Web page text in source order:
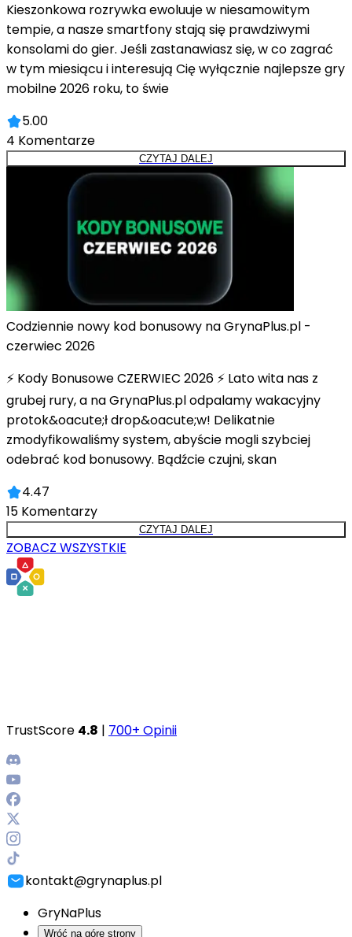
Kieszonkowa rozrywka ewoluuje w niesamowitym
tempie, a nasze smartfony stają się prawdziwymi
konsolami do gier. Jeśli zastanawiasz się, w co zagrać
w tym miesiącu i interesują Cię wyłącznie najlepsze gry
mobilne 2026 roku, to świe
5.00
4 Komentarze
CZYTAJ DALEJ
Codziennie nowy kod bonusowy na GrynaPlus.pl -
czerwiec 2026
⚡ Kody Bonusowe CZERWIEC 2026 ⚡ Lato wita nas z
grubej rury, a na GrynaPlus.pl odpalamy wakacyjny
protok&oacute;ł drop&oacute;w! Delikatnie
zmodyfikowaliśmy system, abyście mogli szybciej
odebrać kod bonusowy. Bądźcie czujni, skan
4.47
15 Komentarzy
CZYTAJ DALEJ
ZOBACZ WSZYSTKIE
TrustScore 4.8 | 700+ Opinii
kontakt@grynaplus.pl
GryNaPlus
Wróć na górę strony